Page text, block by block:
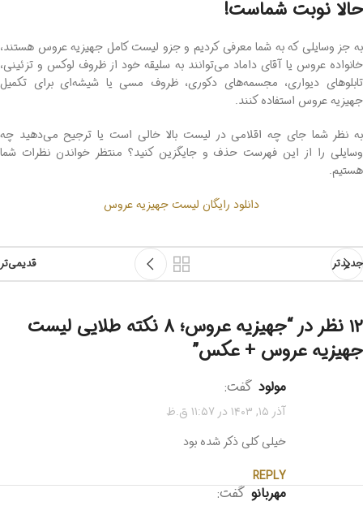
حالا نوبت شماست!
به جز وسایلی که به شما معرفی کردیم و جزو لیست کامل جهیزیه عروس هستند،
خانواده عروس یا آقای داماد می‌توانند به سلیقه خود از ظروف لوکس و تزئینی،
تابلوهای دیواری، مجسمه‌های دکوری، ظروف مسی یا شیشه‌ای برای تکمیل
جهیزیه عروس استفاده کنند.
به نظر شما جای چه اقلامی در لیست بالا خالی است یا ترجیح می‌دهید چه
وسایلی را از این فهرست حذف و جایگزین کنید؟ منتظر خواندن نظرات شما
هستیم.
دانلود رایگان لیست جهیزیه عروس
جدیدتر قدیمی‌تر
۱۲ نظر در “
جهیزیه عروس؛ 8 نکته طلایی لیست
جهیزیه عروس + عکس”
مولود گفت:
آذر ۱۵, ۱۴۰۳ در ۱۱:۵۷ ق.ظ
خیلی کلی ذکر شده بود
REPLY
مهربانو گفت: